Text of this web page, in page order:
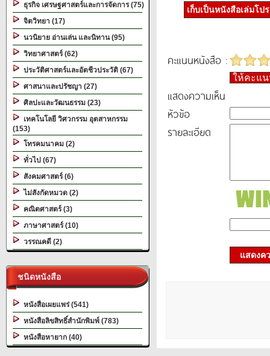
ธุรกิจ เศรษฐศาสตร์และการจัดการ (75)
จิตวิทยา (17)
นวนิยาย อ่านเล่น และนิทาน (95)
วิทยาศาสตร์ (62)
ประวัติศาสตร์และอัตชีวประวัติ (67)
ศาสนาและปรัชญา (27)
ศิลปะและวัฒนธรรม (23)
เทคโนโลยี วิศวกรรม อุตสาหกรรม
(153)
โทรคมนาคม (2)
ทั่วไป (67)
สังคมศาสตร์ (6)
ไม่สังกัดหมวด (2)
คณิตศาสตร์ (3)
ภาษาศาสตร์ (10)
วรรณคดี (2)
ชนิดหนังสือ
หนังสือเผยแพร่ (541)
หนังสือลิขสิทธิ์สำนักพิมพ์ (783)
หนังสือหายาก (40)
เก็บเป็นหนังสือเล่มโป
คะแนนหนังสือ :
ให้คะแ
แสดงความเห็น
หัวข้อ
รายละเอียด
แสดงค